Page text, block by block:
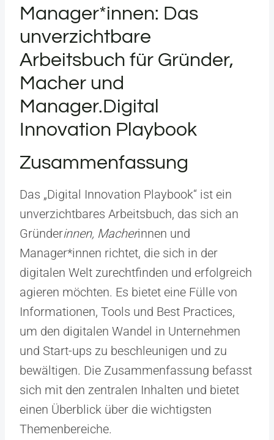
Manager*innen: Das
unverzichtbare
Arbeitsbuch für Gründer,
Macher und
Manager.Digital
Innovation Playbook
Zusammenfassung
Das „Digital Innovation Playbook“ ist ein
unverzichtbares Arbeitsbuch, das sich an
Gründerinnen, Macherinnen und
Manager*innen richtet, die sich in der
digitalen Welt zurechtfinden und erfolgreich
agieren möchten. Es bietet eine Fülle von
Informationen, Tools und Best Practices,
um den digitalen Wandel in Unternehmen
und Start-ups zu beschleunigen und zu
bewältigen. Die Zusammenfassung befasst
sich mit den zentralen Inhalten und bietet
einen Überblick über die wichtigsten
Themenbereiche.